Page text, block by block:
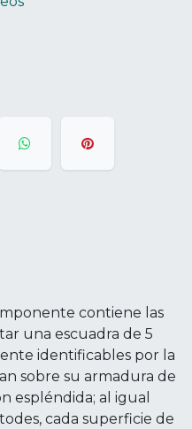
contiene las
una escuadra de 5
identificables por la
sobre su armadura de
espléndida; al igual
cada superficie de